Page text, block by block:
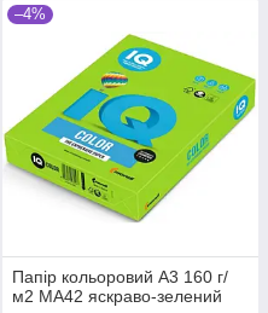
–4%
Папір кольоровий А3 160 г/
м2 MA42 яскраво-зелений